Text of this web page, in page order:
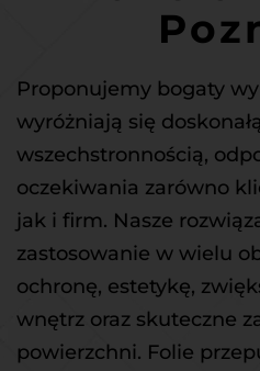
Proponujemy bogaty
wyróżniają się
wszechstronnością,
oczekiwania zarówno
jak i firm. Nasze
zastosowanie w wielu
ochronę, estetykę,
wnętrz oraz skuteczne
powierzchni. Folie